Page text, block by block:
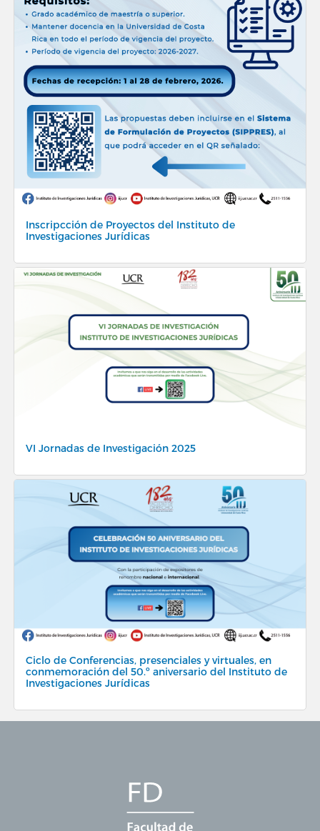
Inscripcción de Proyectos del Instituto de
Investigaciones Jurídicas
VI Jornadas de Investigación 2025
Ciclo de Conferencias, presenciales y virtuales, en
conmemoración del 50.º aniversario del Instituto de
Investigaciones Jurídicas